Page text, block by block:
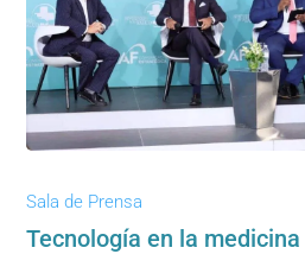
Sala de Prensa
Tecnología en la